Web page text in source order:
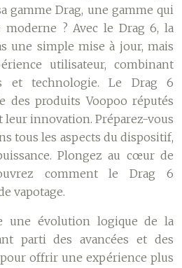
gamme Drag, une gamme qui
? Avec le Drag 6, la
une simple mise à jour, mais
utilisateur, combinant
et technologie. Le Drag 6
des produits Voopoo réputés
leur innovation. Préparez-vous
tous les aspects du dispositif,
Plongez au cœur de
comment le Drag 6
vapotage.
une évolution logique de la
parti des avancées et des
offrir une expérience plus